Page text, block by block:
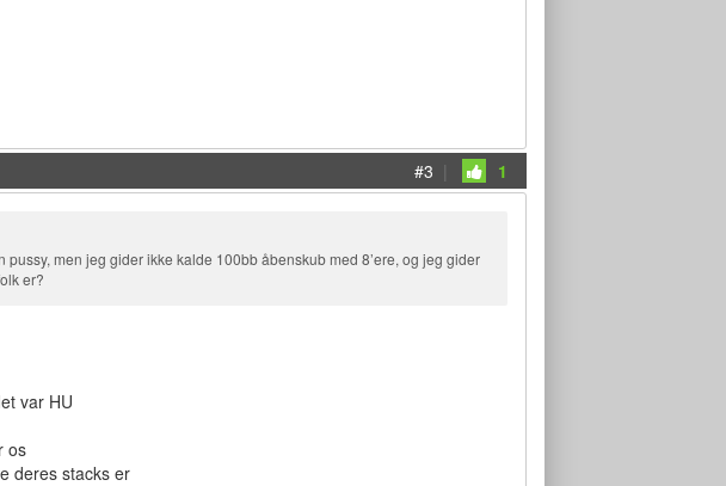
#3 | 1
men jeg gider ikke kalde 100bb åbenskub med 8’ere, og jeg gider
er?
var HU
os
deres stacks er